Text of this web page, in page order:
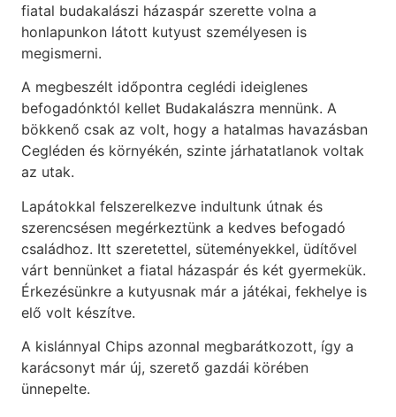
fiatal budakalászi házaspár szerette volna a
honlapunkon látott kutyust személyesen is
megismerni.
A megbeszélt időpontra ceglédi ideiglenes
befogadónktól kellet Budakalászra mennünk. A
bökkenő csak az volt, hogy a hatalmas havazásban
Cegléden és környékén, szinte járhatatlanok voltak
az utak.
Lapátokkal felszerelkezve indultunk útnak és
szerencsésen megérkeztünk a kedves befogadó
családhoz. Itt szeretettel, süteményekkel, üdítővel
várt bennünket a fiatal házaspár és két gyermekük.
Érkezésünkre a kutyusnak már a játékai, fekhelye is
elő volt készítve.
A kislánnyal Chips azonnal megbarátkozott, így a
karácsonyt már új, szerető gazdái körében
ünnepelte.